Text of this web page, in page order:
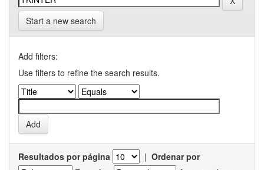
Start a new search
Add filters:
Use filters to refine the search results.
Resultados por página | Ordenar por